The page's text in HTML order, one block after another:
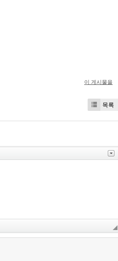
이 게시물을
목록